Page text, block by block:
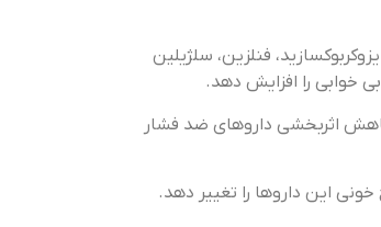
فنلزین، سلژیلین
خوابی را افزایش دهد.
اثربخشی داروهای ضد فشار
این داروها را تغییر دهد.